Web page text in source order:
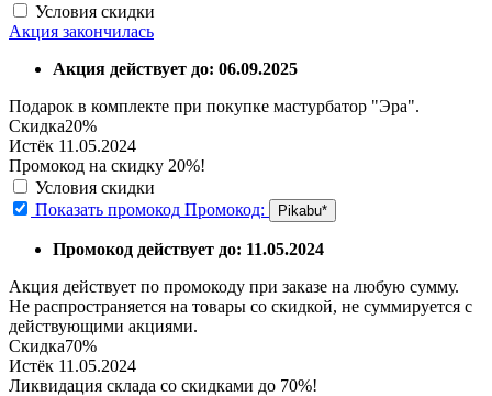
Условия скидки
Акция закончилась
Акция действует до: 06.09.2025
Подарок в комплекте при покупке мастурбатор "Эра".
Скидка20%
Истёк 11.05.2024
Промокод на скидку 20%!
Условия скидки
Показать промокод Промокод: Pikabu*
Промокод действует до: 11.05.2024
Акция действует по промокоду при заказе на любую сумму.
Не распространяется на товары со скидкой, не суммируется с
действующими акциями.
Скидка70%
Истёк 11.05.2024
Ликвидация склада со скидками до 70%!